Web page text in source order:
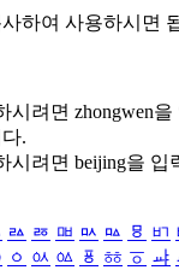
하여 사용하시면
시려면 zhongwen을
.
시려면 beijing을 입
ㅬ ㅭ ㅮ ㅯ ㅰ ㅱ ㅲ
ㆁ ㆂ ㆃ ㆄ ㆅ ㆆ ㆇ